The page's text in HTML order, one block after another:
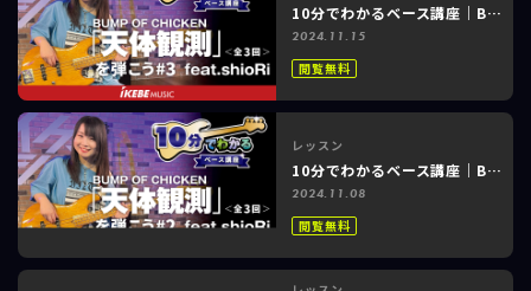
10分でわかるベース講座｜BUMP OF CHICKEN「天体観測」feat. shioRi #3 of 3
2024.11.15
閲覧無料
レッスン
10分でわかるベース講座｜BUMP OF CHICKEN「天体観測」feat. shioRi #2 of 3
2024.11.08
閲覧無料